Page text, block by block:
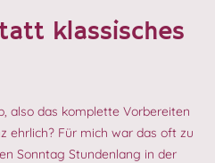
klassisches
also das komplette Vorbereiten
ehrlich? Für mich war das oft zu
Sonntag Stundenlang in der